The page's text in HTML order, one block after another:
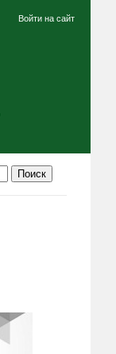
Войти на сайт